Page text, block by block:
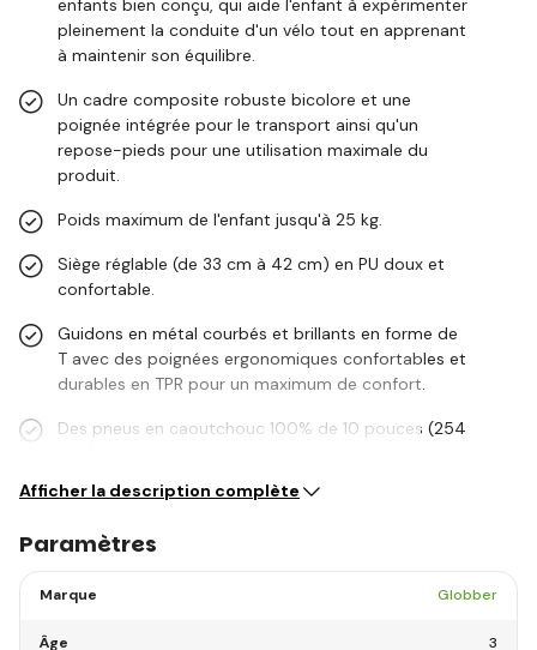
enfants bien conçu, qui aide l'enfant à expérimenter
pleinement la conduite d'un vélo tout en apprenant
à maintenir son équilibre.
Un cadre composite robuste bicolore et une
poignée intégrée pour le transport ainsi qu'un
repose-pieds pour une utilisation maximale du
produit.
Poids maximum de l'enfant jusqu'à 25 kg.
Siège réglable (de 33 cm à 42 cm) en PU doux et
confortable.
Guidons en métal courbés et brillants en forme de
T avec des poignées ergonomiques confortables et
durables en TPR pour un maximum de confort.
Des pneus en caoutchouc 100% de 10 pouces (254
Afficher la description complète
Paramètres
Marque Globber
Âge 3